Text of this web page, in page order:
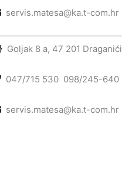
servis.matesa@ka.t-com.hr
Goljak 8 a, 47 201 Draganići
047/715 530 098/245-640
servis.matesa@ka.t-com.hr